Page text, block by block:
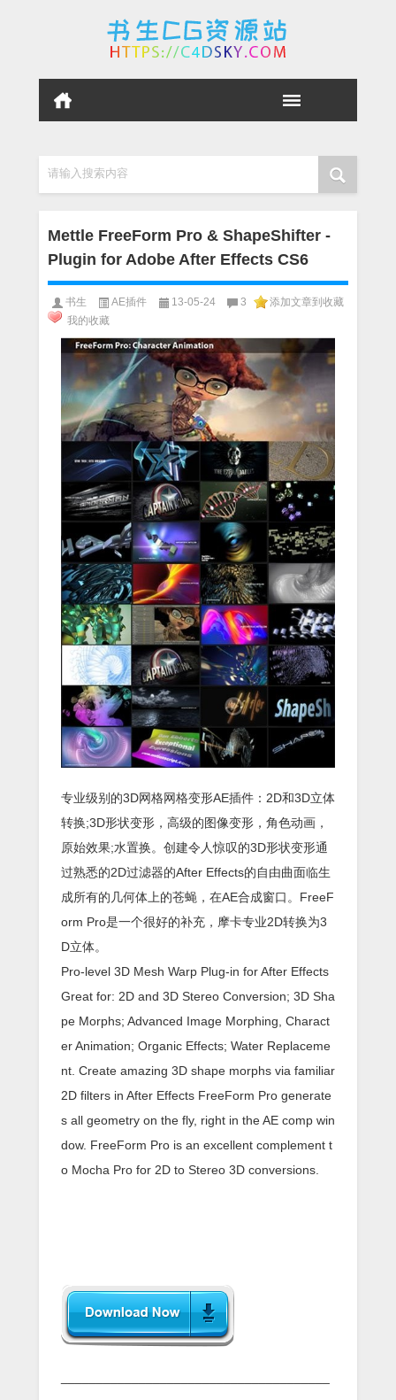
请输入搜索内容
Mettle FreeForm Pro & ShapeShifter -
Plugin for Adobe After Effects CS6
书生 AE插件 13-05-24 3
添加文章到收藏
我的收藏
专业级别的3D网格网格变形AE插件：2D和3D立体
转换;3D形状变形，高级的图像变形，角色动画，
原始效果;水置换。创建令人惊叹的3D形状变形通
过熟悉的2D过滤器的After Effects的自由曲面临生
成所有的几何体上的苍蝇，在AE合成窗口。FreeF
orm Pro是一个很好的补充，摩卡专业2D转换为3
D立体。
Pro-level 3D Mesh Warp Plug-in for After Effects
Great for: 2D and 3D Stereo Conversion; 3D Sha
pe Morphs; Advanced Image Morphing, Charact
er Animation; Organic Effects; Water Replaceme
nt. Create amazing 3D shape morphs via familiar
2D filters in After Effects FreeForm Pro generate
s all geometry on the fly, right in the AE comp win
dow. FreeForm Pro is an excellent complement t
o Mocha Pro for 2D to Stereo 3D conversions.